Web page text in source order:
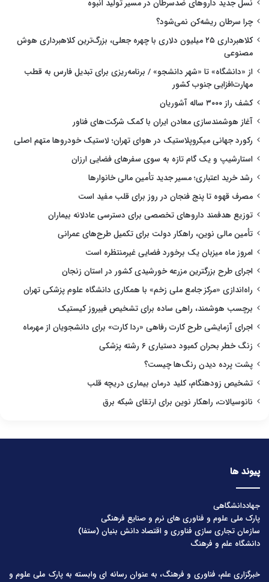
نسل جدید داروهای ضدسرطان در مسیر تولید انبوه
چرا سرطان ریشه‌کن نمی‌شود؟
کلاهبرداری ۲۵ میلیون دلاری با چهره جعلی، بزرگ‌ترین کلاهبرداری هوش
مصنوعی
از «دانشگاه» تا «شهر دانشجو» / برنامه‌ریزی برای تبدیل فارس به قطب
مهارت‌افزایی جنوب کشور
کشف راز ۳۰۰۰ ساله آشوریان
آغاز هوشمندسازی معادن ایران با کمک شرکت‌های فناور
رکورد جهانی میکروپلاستیک در هوای تهران؛ لاستیک خودروها متهم اصلی
استارشیپ و یک گام تازه به سوی سفرهای فضایی ارزان
رشد خرید اعتباری؛ مسیر جدید تأمین مالی خانوارها
مصرف قهوه تا پنج فنجان در روز برای قلب مفید است
توزیع هدفمند داروهای تخصصی برای دسترسی عادلانه بیماران
تأمین مالی نوین، راهکار دولت برای تکمیل طرح‌های عمرانی
امروز ماه میزبان یک برخورد فضایی غیرمنتظره است
اجرای طرح بزرگترین مزرعه خورشیدی کشور در استان زنجان
راه‌اندازی «مرکز جامع ملی زخم» با همکاری دانشگاه علوم پزشکی تهران
برچسب هوشمند، راهی ساده برای تشخیص فیبروز کیستیک
اجرای آزمایشی طرح کارت رفاهی «ردا کارت» برای دانشجویان از مهرماه
زنگ خطر بحران کمبود دستیاری ۶ رشته پزشکی
پشت پرده دیدن رنگ‌ها چیست؟
تشخیص زودهنگام، کلید درمان بیماری دریچه قلب
نانوسیالات، راهکار نوین برای ارتقای شبکه برق
پیوند ها
جهاددانشگاهی
پارک ملی علوم و فناوری های نرم و صنایع فرهنگی
سازمان تجاری سازی فناوری و اقتصاد دانش بنیان (ستفا)
دانشگاه علم و فرهنگ
خبرگزاری علم، فناوری و فرهنگ، به عنوان رسانه ای وابسته به پارک ملی علوم و